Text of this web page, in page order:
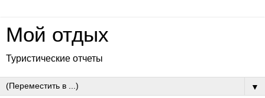
Мой отдых
Туристические отчеты
▼